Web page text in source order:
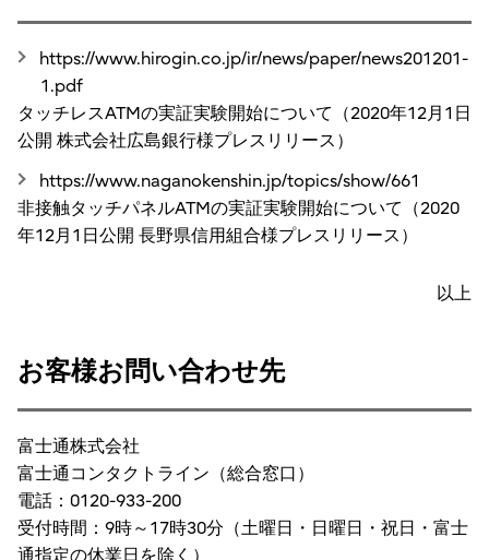
https://www.hirogin.co.jp/ir/news/paper/news201201-
1.pdf
タッチレスATMの実証実験開始について（2020年12月1日
公開 株式会社広島銀行様プレスリリース）
https://www.naganokenshin.jp/topics/show/661
非接触タッチパネルATMの実証実験開始について（2020
年12月1日公開 長野県信用組合様プレスリリース）
以上
お客様お問い合わせ先
富士通株式会社
富士通コンタクトライン（総合窓口）
電話：0120-933-200
受付時間：9時～17時30分（土曜日・日曜日・祝日・富士
通指定の休業日を除く）